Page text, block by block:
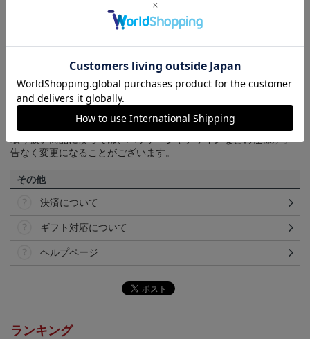
をご確認ください。
【カラーについて】
商品画像は、お使いのパソコンのモニターおよびスマートフォン
のメーカー・機種・画面設定等により、実際の商品の色と異なっ
て見える場合がございます。あらかじめご了承ください。
告なく変更になることがございます。
その他
決済について
ギフト対応について
ヘルプページ
ランキング